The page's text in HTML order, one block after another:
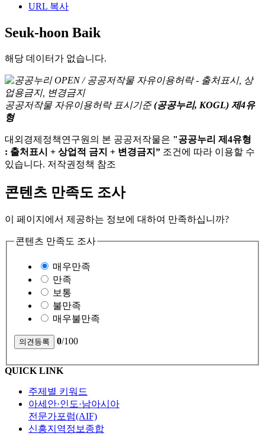
URL 복사
Seuk-hoon Baik
해당 데이터가 없습니다.
공공저작물 자유이용허락 표시기준 (공공누리, KOGL) 제4유
형
대외경제정책연구원의 본 공공저작물은 "공공누리 제4유형
: 출처표시 + 상업적 금지 + 변경금지” 조건에 따라 이용할 수
있습니다. 저작권정책 참조
콘텐츠 만족도 조사
이 페이지에서 제공하는 정보에 대하여 만족하십니까?
콘텐츠 만족도 조사
매우만족
만족
보통
불만족
매우불만족
0/100
QUICK LINK
주제별 키워드
아세안·인도·남아시아
전문가포럼(AIF)
신흥지역정보종합